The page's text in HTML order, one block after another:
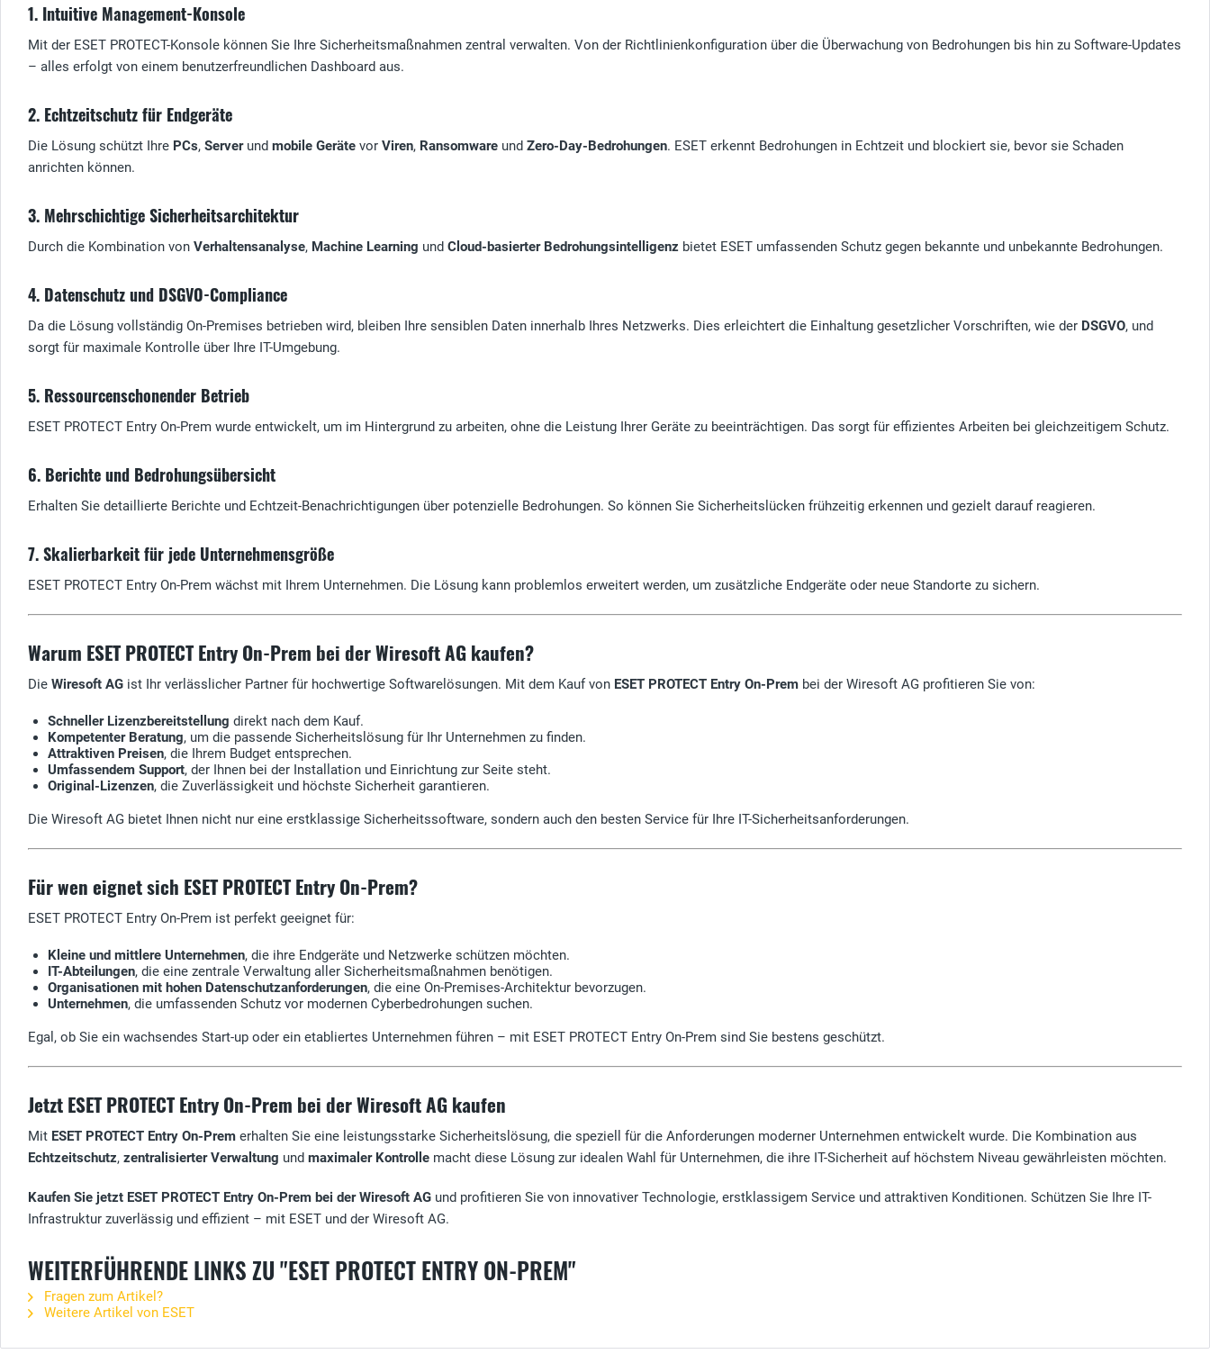
1. Intuitive Management-Konsole
Mit der ESET PROTECT-Konsole können Sie Ihre Sicherheitsmaßnahmen zentral verwalten. Von der Richtlinienkonfiguration über die Überwachung von Bedrohungen bis hin zu Software-Updates
– alles erfolgt von einem benutzerfreundlichen Dashboard aus.
2. Echtzeitschutz für Endgeräte
Die Lösung schützt Ihre PCs, Serverund mobile Geräte vor Viren, Ransomware und Zero-Day-Bedrohungen. ESET erkennt Bedrohungen in Echtzeit und blockiert sie, bevor sie Schaden
anrichten können.
3. Mehrschichtige Sicherheitsarchitektur
Durch die Kombination von Verhaltensanalyse, Machine Learning und Cloud-basierter Bedrohungsintelligenz bietet ESET umfassenden Schutz gegen bekannte und unbekannte Bedrohungen.
4. Datenschutz und DSGVO-Compliance
Da die Lösung vollständig On-Premises betrieben wird, bleiben Ihre sensiblen Daten innerhalb Ihres Netzwerks. Dies erleichtert die Einhaltung gesetzlicher Vorschriften, wie der DSGVO, und
sorgt für maximale Kontrolle über Ihre IT-Umgebung.
5. Ressourcenschonender Betrieb
ESET PROTECT Entry On-Prem wurde entwickelt, um im Hintergrund zu arbeiten, ohne die Leistung Ihrer Geräte zu beeinträchtigen. Das sorgt für effizientes Arbeiten bei gleichzeitigem Schutz.
6. Berichte und Bedrohungsübersicht
Erhalten Sie detaillierte Berichte und Echtzeit-Benachrichtigungen über potenzielle Bedrohungen. So können Sie Sicherheitslücken frühzeitig erkennen und gezielt darauf reagieren.
7. Skalierbarkeit für jede Unternehmensgröße
ESET PROTECT Entry On-Prem wächst mit Ihrem Unternehmen. Die Lösung kann problemlos erweitert werden, um zusätzliche Endgeräte oder neue Standorte zu sichern.
Warum ESET PROTECT Entry On-Prem bei der Wiresoft AG kaufen?
Die Wiresoft AG ist Ihr verlässlicher Partner für hochwertige Softwarelösungen. Mit dem Kauf von ESET PROTECT Entry On-Prem bei der Wiresoft AG profitieren Sie von:
Schneller Lizenzbereitstellung direkt nach dem Kauf.
Kompetenter Beratung, um die passende Sicherheitslösung für Ihr Unternehmen zu finden.
Attraktiven Preisen, die Ihrem Budget entsprechen.
Umfassendem Support, der Ihnen bei der Installation und Einrichtung zur Seite steht.
Original-Lizenzen, die Zuverlässigkeit und höchste Sicherheit garantieren.
Die Wiresoft AG bietet Ihnen nicht nur eine erstklassige Sicherheitssoftware, sondern auch den besten Service für Ihre IT-Sicherheitsanforderungen.
Für wen eignet sich ESET PROTECT Entry On-Prem?
ESET PROTECT Entry On-Prem ist perfekt geeignet für:
Kleine und mittlere Unternehmen, die ihre Endgeräte und Netzwerke schützen möchten.
IT-Abteilungen, die eine zentrale Verwaltung aller Sicherheitsmaßnahmen benötigen.
Organisationen mit hohen Datenschutzanforderungen, die eine On-Premises-Architektur bevorzugen.
Unternehmen, die umfassenden Schutz vor modernen Cyberbedrohungen suchen.
Egal, ob Sie ein wachsendes Start-up oder ein etabliertes Unternehmen führen – mit ESET PROTECT Entry On-Prem sind Sie bestens geschützt.
Jetzt ESET PROTECT Entry On-Prem bei der Wiresoft AG kaufen
Mit ESET PROTECT Entry On-Prem erhalten Sie eine leistungsstarke Sicherheitslösung, die speziell für die Anforderungen moderner Unternehmen entwickelt wurde. Die Kombination aus
Echtzeitschutz, zentralisierter Verwaltung und maximaler Kontrolle macht diese Lösung zur idealen Wahl für Unternehmen, die ihre IT-Sicherheit auf höchstem Niveau gewährleisten möchten.
Kaufen Sie jetzt ESET PROTECT Entry On-Prem bei der Wiresoft AG und profitieren Sie von innovativer Technologie, erstklassigem Service und attraktiven Konditionen. Schützen Sie Ihre IT-
Infrastruktur zuverlässig und effizient – mit ESET und der Wiresoft AG.
WEITERFÜHRENDE LINKS ZU "ESET PROTECT ENTRY ON-PREM"
Fragen zum Artikel?
Weitere Artikel von ESET